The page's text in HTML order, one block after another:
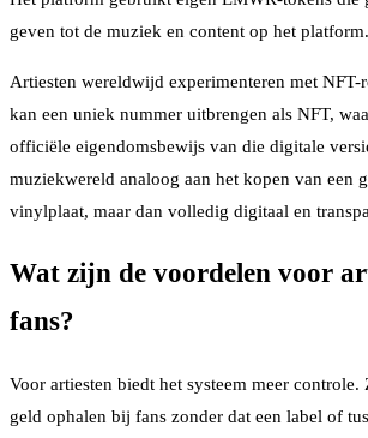
geven tot de muziek en content op het platform.
Artiesten wereldwijd experimenteren met NFT-
kan een uniek nummer uitbrengen als NFT,
officiële eigendomsbewijs van die digitale
muziekwereld analoog aan het kopen van een
vinylplaat, maar dan volledig digitaal en
Wat zijn de voordelen voor
fans?
Voor artiesten biedt het systeem meer controle.
geld ophalen bij fans zonder dat een label of